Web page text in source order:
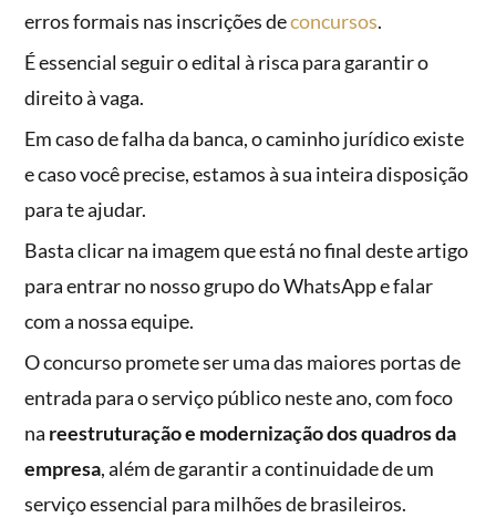
erros formais nas inscrições deconcursos.
É essencial seguir o edital à risca para garantir o
direito à vaga.
Em caso de falha da banca, o caminho jurídico existe
e caso você precise, estamos à sua inteira disposição
para te ajudar.
Basta clicar na imagem que está no final deste artigo
para entrar no nosso grupo do WhatsApp e falar
com a nossa equipe.
O concurso promete ser uma das maiores portas de
entrada para o serviço público neste ano, com foco
na reestruturação e modernização dos quadros da
empresa, além de garantir a continuidade de um
serviço essencial para milhões de brasileiros.